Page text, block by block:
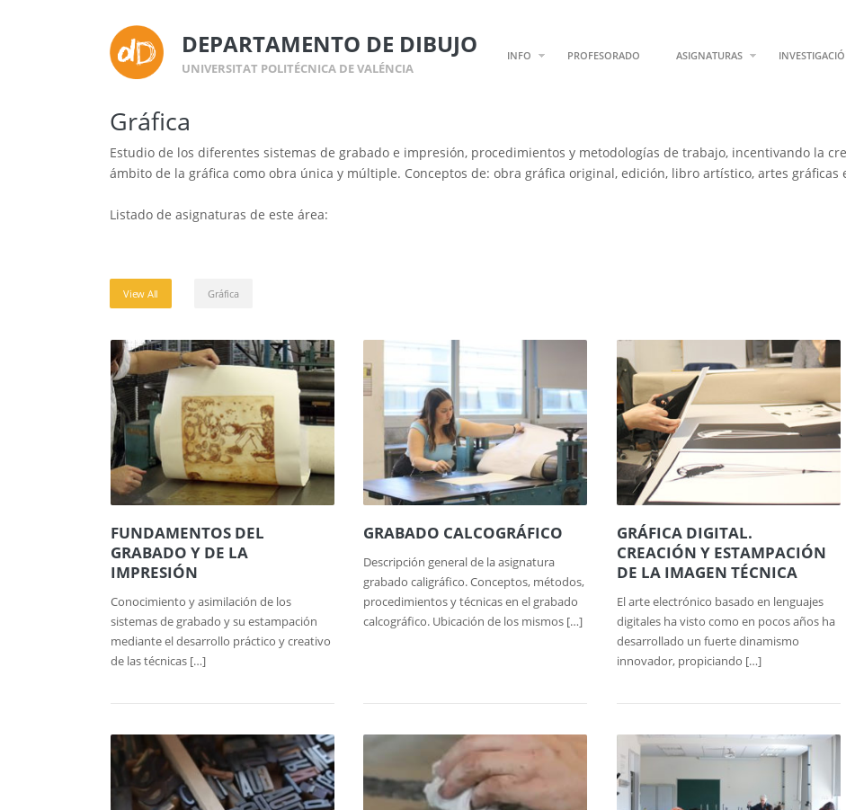
DEPARTAMENTO DE DIBUJO
UNIVERSITAT POLITÉCNICA DE VALÉNCIA
INFO PROFESORADO ASIGNATURAS
Gráfica
Estudio de los diferentes sistemas de grabado e impresión, procedimientos y metodologías de trabajo, incentivando la
ámbito de la gráfica como obra única y múltiple. Conceptos de: obra gráfica original, edición, libro artístico, artes
Listado de asignaturas de este área:
View All Gráfica
FUNDAMENTOS DEL
GRABADO Y DE LA
IMPRESIÓN
Conocimiento y asimilación de los
sistemas de grabado y su estampación
mediante el desarrollo práctico y creativo
de las técnicas […]
GRABADO CALCOGRÁFICO
Descripción general de la asignatura
grabado caligráfico. Conceptos, métodos,
procedimientos y técnicas en el grabado
calcográfico. Ubicación de los mismos […]
GRÁFICA DIGITAL.
CREACIÓN Y ESTAMPACIÓN
DE LA IMAGEN TÉCNICA
El arte electrónico basado en lenguajes
digitales ha visto como en pocos años ha
desarrollado un fuerte dinamismo
innovador, propiciando […]